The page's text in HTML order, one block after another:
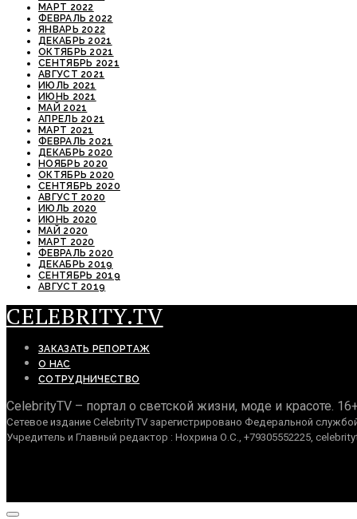
МАРТ 2022
ФЕВРАЛЬ 2022
ЯНВАРЬ 2022
ДЕКАБРЬ 2021
ОКТЯБРЬ 2021
СЕНТЯБРЬ 2021
АВГУСТ 2021
ИЮЛЬ 2021
ИЮНЬ 2021
МАЙ 2021
АПРЕЛЬ 2021
МАРТ 2021
ФЕВРАЛЬ 2021
ДЕКАБРЬ 2020
НОЯБРЬ 2020
ОКТЯБРЬ 2020
СЕНТЯБРЬ 2020
АВГУСТ 2020
ИЮЛЬ 2020
ИЮНЬ 2020
МАЙ 2020
МАРТ 2020
ФЕВРАЛЬ 2020
ДЕКАБРЬ 2019
СЕНТЯБРЬ 2019
АВГУСТ 2019
CELEBRITY.TV
ЗАКАЗАТЬ РЕПОРТАЖ
О НАС
СОТРУДНИЧЕСТВО
CelebrityTV – портал о светской жизни, моде и красоте.
Сетевое издание CelebrityTV зарегистрировано Федеральной
Учредитель и Главный редактор : Нохрина О.С., +79305552225,